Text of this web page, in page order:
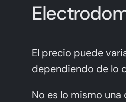
El precio puede
dependiendo de lo
No es lo mismo una